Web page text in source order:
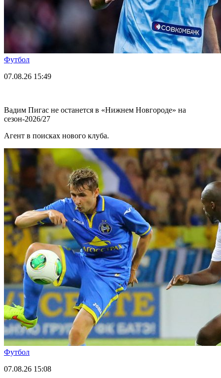
Футбол
07.08.26 15:49
Вадим Пигас не останется в «Нижнем Новгороде» на
сезон-2026/27
Агент в поисках нового клуба.
Футбол
07.08.26 15:08